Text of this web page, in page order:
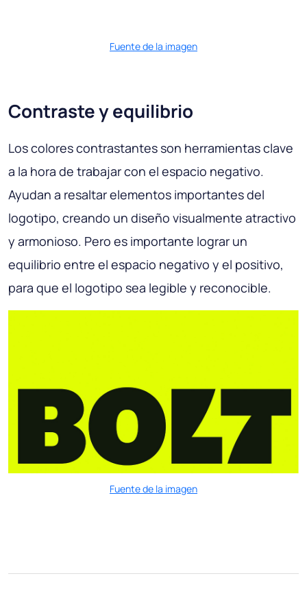
Fuente de la imagen
Contraste y equilibrio
Los colores contrastantes son herramientas clave
a la hora de trabajar con el espacio negativo.
Ayudan a resaltar elementos importantes del
logotipo, creando un diseño visualmente atractivo
y armonioso. Pero es importante lograr un
equilibrio entre el espacio negativo y el positivo,
para que el logotipo sea legible y reconocible.
Fuente de la imagen